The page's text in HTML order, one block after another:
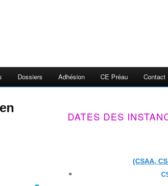
Dossiers Adhésion CE Préau Contact
DATES DES
(CSAA,